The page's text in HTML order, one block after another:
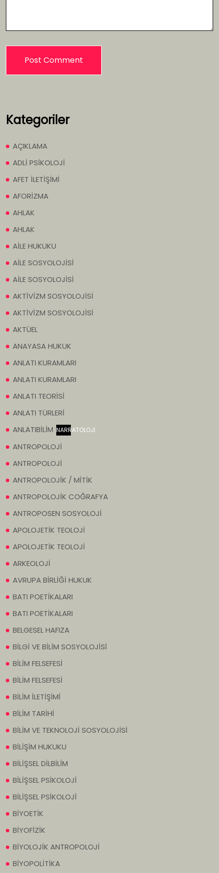
Kategoriler
AÇIKLAMA
ADLİ PSİKOLOJİ
AFET İLETİŞİMİ
AFORİZMA
AHLAK
AHLAK
AİLE HUKUKU
AİLE SOSYOLOJİSİ
AİLE SOSYOLOJİSİ
AKTİVİZM SOSYOLOJİSİ
AKTİVİZM SOSYOLOJİSİ
AKTÜEL
ANAYASA HUKUK
ANLATI KURAMLARI
ANLATI KURAMLARI
ANLATI TEORİSİ
ANLATI TÜRLERİ
ANLATIBİLİM NARRATOLOJİ
ANTROPOLOJİ
ANTROPOLOJİ
ANTROPOLOJİK / MİTİK
ANTROPOLOJİK COĞRAFYA
ANTROPOSEN SOSYOLOJİ
APOLOJETİK TEOLOJİ
APOLOJETİK TEOLOJİ
ARKEOLOJİ
AVRUPA BİRLİĞİ HUKUK
BATI POETİKALARI
BATI POETİKALARI
BELGESEL HAFIZA
BİLGİ VE BİLİM SOSYOLOJİSİ
BİLİM FELSEFESİ
BİLİM FELSEFESİ
BİLİM İLETİŞİMİ
BİLİM TARİHİ
BİLİM VE TEKNOLOJİ SOSYOLOJİSİ
BİLİŞİM HUKUKU
BİLİŞSEL DİLBİLİM
BİLİŞSEL PSİKOLOJİ
BİLİŞSEL PSİKOLOJİ
BİYOETİK
BİYOFİZİK
BİYOLOJİK ANTROPOLOJİ
BİYOPOLİTİKA